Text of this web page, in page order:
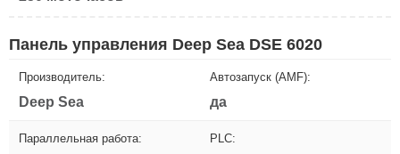
Панель управления Deep Sea DSE 6020
Производитель:
Deep Sea
Автозапуск (AMF):
да
Параллельная работа: PLC: